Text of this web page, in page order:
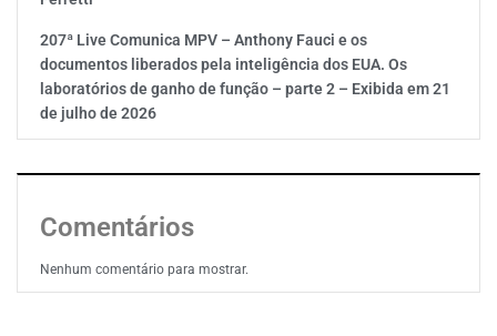
207ª Live Comunica MPV – Anthony Fauci e os
documentos liberados pela inteligência dos EUA. Os
laboratórios de ganho de função – parte 2 – Exibida em 21
de julho de 2026
Comentários
Nenhum comentário para mostrar.